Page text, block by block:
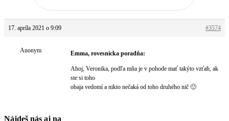
17. apríla 2021 o 9:09 #3574
Anonym Emma, rovesnícka poradňa:
Ahoj, Veronika, podľa mňa je v pohode mať takýto vzťah, ak
ste si toho
obaja vedomí a nikto nečaká od toho druhého nič 🙂
Nájdeš nás aj na